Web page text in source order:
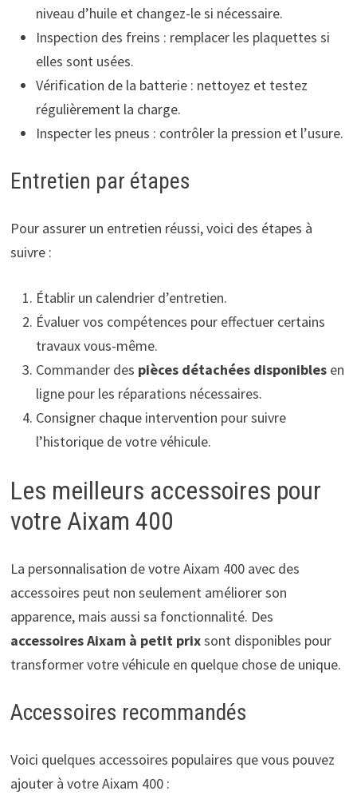
niveau d’huile et changez-le si nécessaire.
Inspection des freins : remplacer les plaquettes si
elles sont usées.
Vérification de la batterie : nettoyez et testez
régulièrement la charge.
Inspecter les pneus : contrôler la pression et l’usure.
Entretien par étapes
Pour assurer un entretien réussi, voici des étapes à
suivre :
Établir un calendrier d’entretien.
Évaluer vos compétences pour effectuer certains
travaux vous-même.
Commander des pièces détachées disponiblesen
ligne pour les réparations nécessaires.
Consigner chaque intervention pour suivre
l’historique de votre véhicule.
Les meilleurs accessoires pour
votre Aixam 400
La personnalisation de votre Aixam 400 avec des
accessoires peut non seulement améliorer son
apparence, mais aussi sa fonctionnalité. Des
accessoires Aixam à petit prixsont disponibles pour
transformer votre véhicule en quelque chose de unique.
Accessoires recommandés
Voici quelques accessoires populaires que vous pouvez
ajouter à votre Aixam 400 :